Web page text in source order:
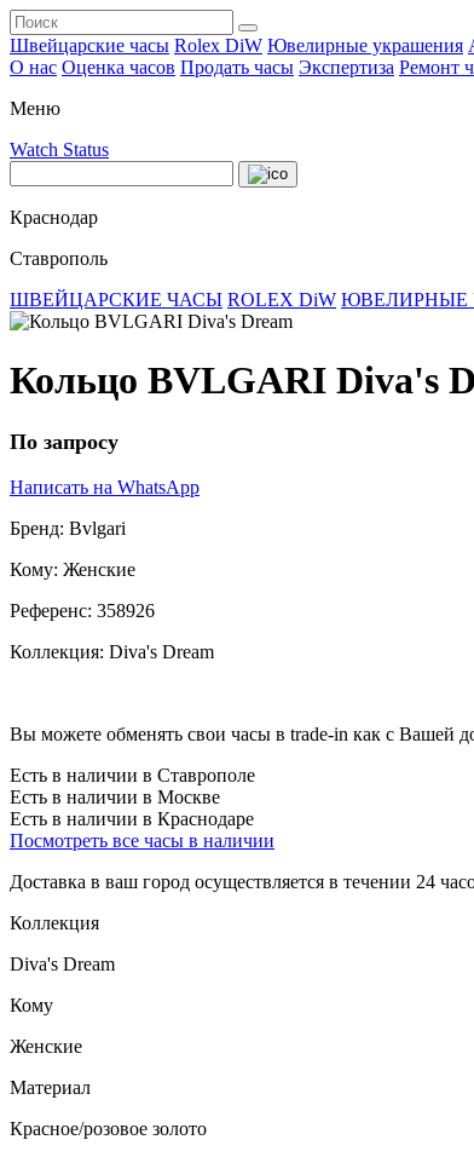
Швейцарские часы Rolex DiW Ювелирные украшения
О нас Оценка часов Продать часы Экспертиза Ремонт
Меню
Watch Status
Краснодар
Ставрополь
ШВЕЙЦАРСКИЕ ЧАСЫ ROLEX DiW ЮВЕЛИРНЫЕ
Кольцо BVLGARI Diva's
По запросу
Написать на WhatsApp
Бренд: Bvlgari
Кому: Женские
Референс: 358926
Коллекция: Diva's Dream
Вы можете обменять свои часы в trade-in как с Вашей
Есть в наличии в Ставрополе
Есть в наличии в Москве
Есть в наличии в Краснодаре
Посмотреть все часы в наличии
Доставка в ваш город осуществляется в течении 24
Коллекция
Diva's Dream
Кому
Женские
Материал
Красное/розовое золото